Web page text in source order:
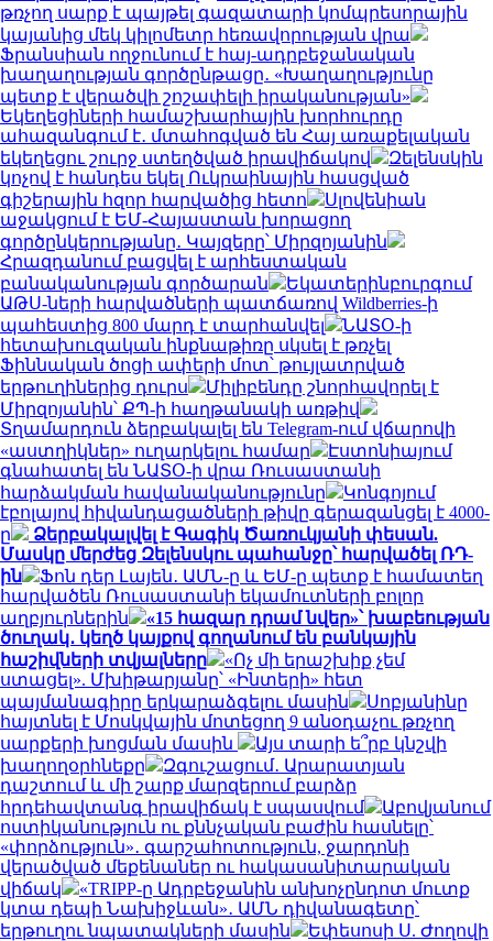
թռչող սարք է պայթել գազատարի կոմպրեսորային
կայանից մեկ կիլոմետր հեռավորության վրա
Ֆրանսիան ողջունում է հայ-ադրբեջանական
խաղաղության գործընթացը․ «Խաղաղությունը
պետք է վերածվի շոշափելի իրականության»
Եկեղեցիների համաշխարհային խորհուրդը
ահազանգում է․ մտահոգված են Հայ առաքելական
եկեղեցու շուրջ ստեղծված իրավիճակով
Զելենսկին
կոչով է հանդես եկել Ուկրաինային հասցված
գիշերային հզոր հարվածից հետո
Սլովենիան
աջակցում է ԵՄ-Հայաստան խորացող
գործընկերությանը․ Կայզերը՝ Միրզոյանին
Հրազդանում բացվել է արհեստական
բանականության գործարան
Եկատերինբուրգում
ԱԹՍ-ների հարվածների պատճառով Wildberries-ի
պահեստից 800 մարդ է տարհանվել
ՆԱՏՕ-ի
հետախուզական ինքնաթիռը սկսել է թռչել
Ֆիննական ծոցի ափերի մոտ՝ թույլատրված
երթուղիներից դուրս
Միլիբենդը շնորհավորել է
Միրզոյանին՝ ՔՊ-ի հաղթանակի առթիվ
Տղամարդուն ձերբակալել են Telegram-ում վճարովի
«աստղիկներ» ուղարկելու համար
Էստոնիայում
գնահատել են ՆԱՏՕ-ի վրա Ռուսաստանի
հարձակման հավանականությունը
Կոնգոյում
էբոլայով հիվանդացածների թիվը գերազանցել է 4000-
ը
Ձերբակալվել է Գագիկ Ծառուկյանի փեսան.
Մասկը մերժեց Զելենսկու պահանջը՝ հարվածել ՌԴ-
ին
Ֆոն դեր Լայեն․ ԱՄՆ-ը և ԵՄ-ը պետք է համատեղ
հարվածեն Ռուսաստանի եկամուտների բոլոր
աղբյուրներին
«15 հազար դրամ նվեր»՝ խաբեության
ծուղակ․ կեղծ կայքով գողանում են բանկային
հաշիվների տվյալները
«Ոչ մի երաշխիք չեմ
ստացել». Մխիթարյանը՝ «Ինտերի» հետ
պայմանագիրը երկարաձգելու մասին
Սոբյանինը
հայտնել է Մոսկվային մոտեցող 9 անօդաչու թռչող
սարքերի խոցման մասին
Այս տարի ե՞րբ կնշվի
խաղողօրհնեքը
Զգուշացում․ Արարատյան
դաշտում և մի շարք մարզերում բարձր
հրդեհավտանգ իրավիճակ է սպասվում
Աբովյանում
ոստիկանություն ու քննչական բաժին հասնելը՝
«փորձություն»․ գարշահոտություն, ջարդոնի
վերածված մեքենաներ ու հակասանիտարական
վիճակ
«TRIPP-ը Ադրբեջանին անխոչընդոտ մուտք
կտա դեպի Նախիջևան»․ ԱՄՆ դիվանագետը՝
երթուղու նպատակների մասին
Եփեսոսի Ս. Ժողովի